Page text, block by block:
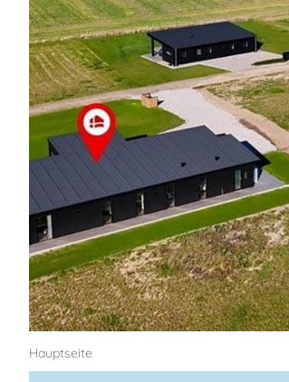
Hauptseite